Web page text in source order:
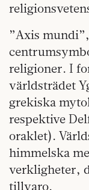
”Axis
religioner. I
världsträdet
grekiska
respektive
oraklet).
himmelska
verkligheter,
tillvaro.